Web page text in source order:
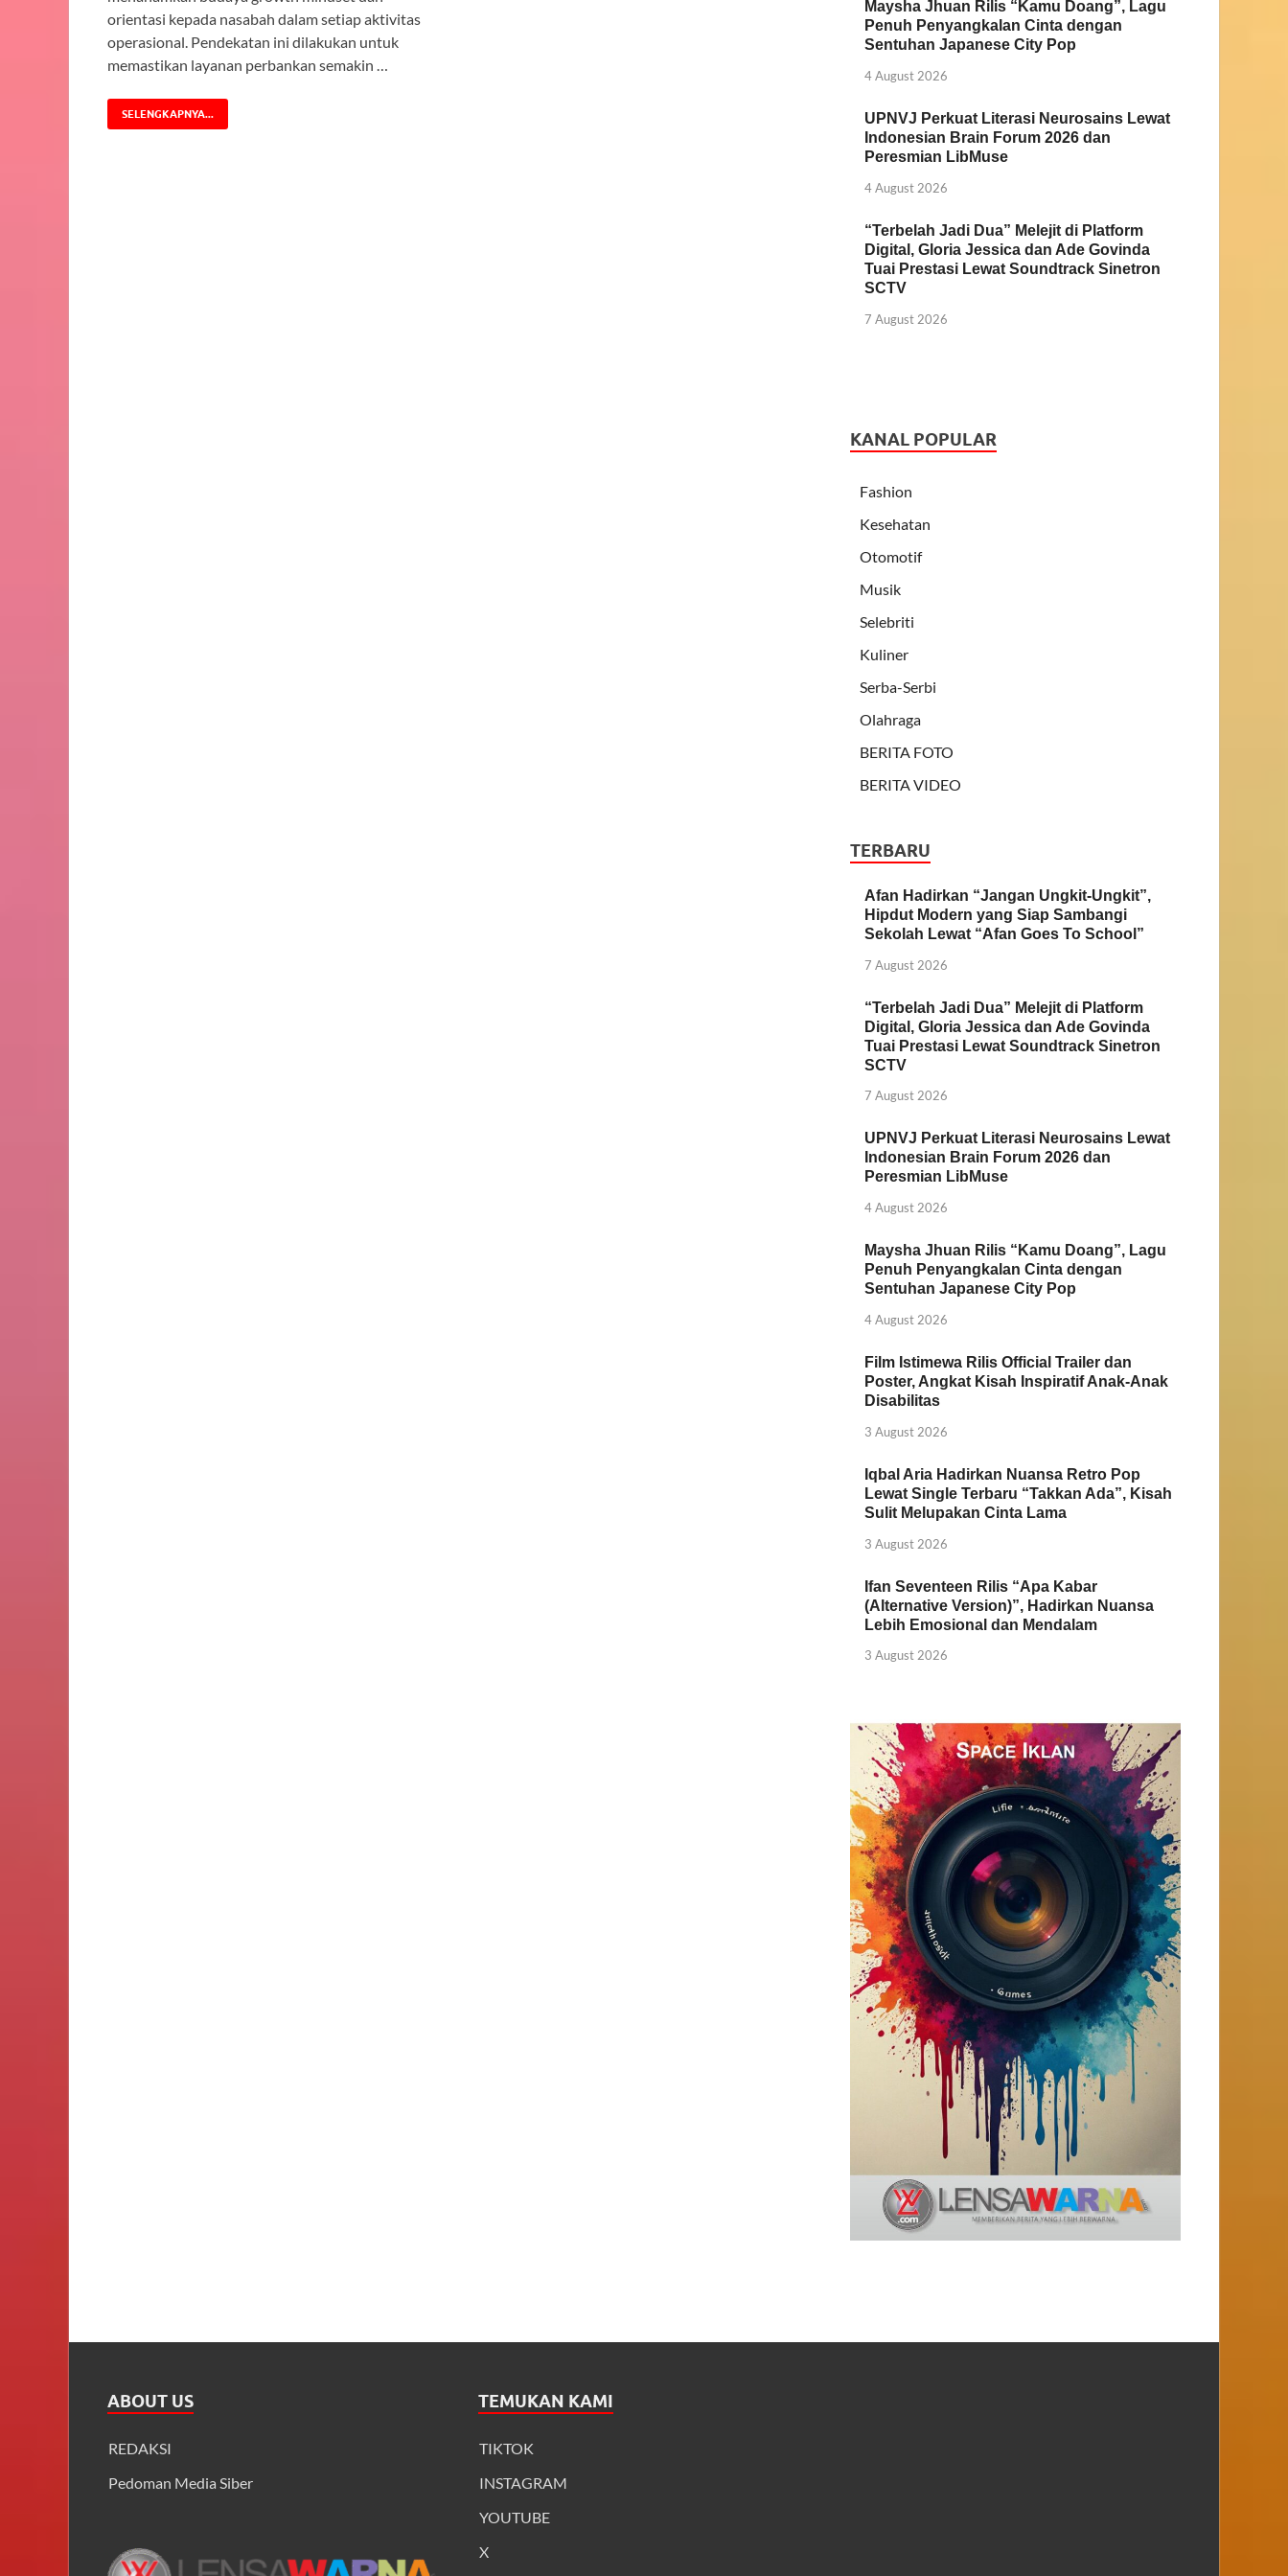
orientasi kepada nasabah dalam setiap aktivitas
operasional. Pendekatan ini dilakukan untuk
memastikan layanan perbankan semakin …
SELENGKAPNYA...
Maysha Jhuan Rilis “Kamu Doang”, Lagu
Penuh Penyangkalan Cinta dengan
Sentuhan Japanese City Pop
4 August 2026
UPNVJ Perkuat Literasi Neurosains Lewat
Indonesian Brain Forum 2026 dan
Peresmian LibMuse
4 August 2026
“Terbelah Jadi Dua” Melejit di Platform
Digital, Gloria Jessica dan Ade Govinda
Tuai Prestasi Lewat Soundtrack Sinetron
SCTV
7 August 2026
KANAL POPULAR
Fashion
Kesehatan
Otomotif
Musik
Selebriti
Kuliner
Serba-Serbi
Olahraga
BERITA FOTO
BERITA VIDEO
TERBARU
Afan Hadirkan “Jangan Ungkit-Ungkit”,
Hipdut Modern yang Siap Sambangi
Sekolah Lewat “Afan Goes To School”
7 August 2026
“Terbelah Jadi Dua” Melejit di Platform
Digital, Gloria Jessica dan Ade Govinda
Tuai Prestasi Lewat Soundtrack Sinetron
SCTV
7 August 2026
UPNVJ Perkuat Literasi Neurosains Lewat
Indonesian Brain Forum 2026 dan
Peresmian LibMuse
4 August 2026
Maysha Jhuan Rilis “Kamu Doang”, Lagu
Penuh Penyangkalan Cinta dengan
Sentuhan Japanese City Pop
4 August 2026
Film Istimewa Rilis Official Trailer dan
Poster, Angkat Kisah Inspiratif Anak-Anak
Disabilitas
3 August 2026
Iqbal Aria Hadirkan Nuansa Retro Pop
Lewat Single Terbaru “Takkan Ada”, Kisah
Sulit Melupakan Cinta Lama
3 August 2026
Ifan Seventeen Rilis “Apa Kabar
(Alternative Version)”, Hadirkan Nuansa
Lebih Emosional dan Mendalam
3 August 2026
ABOUT US
REDAKSI
Pedoman Media Siber
TEMUKAN KAMI
TIKTOK
INSTAGRAM
YOUTUBE
X